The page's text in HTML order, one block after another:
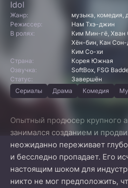
Idol
Жанр:
музыка, комедия,
Режиссер:
Нам Тхэ-джин
В ролях:
Ким Мин-гё,
Хён-бин, Кан
Ким Со-хи
Страна:
Корея Южная
Озвучка:
SoftBox, FSG
Статус:
Завершён
Сериалы
Драма Комедия
Опытный продюсер крупного
занимался созданием и
неожиданно переживает
и бесследно пропадает. Его
настоящим шоком для
никто не мог предположить,